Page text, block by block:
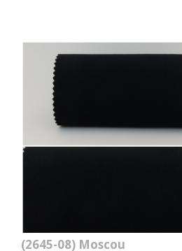
(2645-08) Moscou